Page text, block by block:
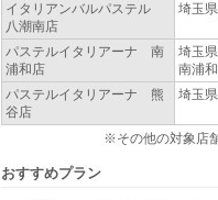
イタリアンバルパステル
八潮南店
埼玉
パステルイタリアーナ 南
浦和店
埼玉
南浦
パステルイタリアーナ 熊
谷店
埼玉
※その他の対象店
おすすめプラン